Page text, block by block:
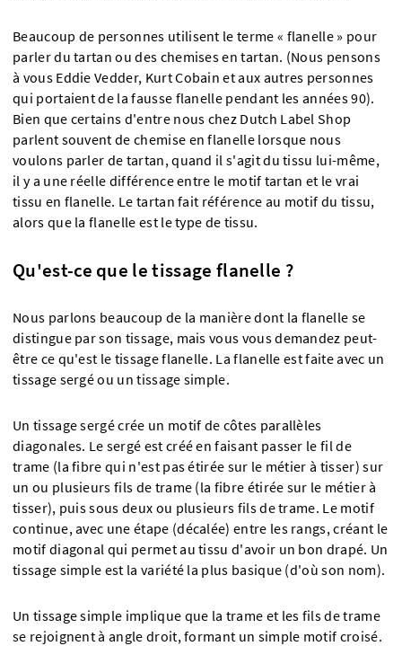
Beaucoup de personnes utilisent le terme « flanelle » pour
parler du tartan ou des chemises en tartan. (Nous pensons
à vous Eddie Vedder, Kurt Cobain et aux autres personnes
qui portaient de la fausse flanelle pendant les années 90).
Bien que certains d'entre nous chez Dutch Label Shop
parlent souvent de chemise en flanelle lorsque nous
voulons parler de tartan, quand il s'agit du tissu lui-même,
il y a une réelle différence entre le motif tartan et le vrai
tissu en flanelle. Le tartan fait référence au motif du tissu,
alors que la flanelle est le type de tissu.
Qu'est-ce que le tissage flanelle ?
Nous parlons beaucoup de la manière dont la flanelle se
distingue par son tissage, mais vous vous demandez peut-
être ce qu'est le tissage flanelle. La flanelle est faite avec un
tissage sergé ou un tissage simple.
Un tissage sergé crée un motif de côtes parallèles
diagonales. Le sergé est créé en faisant passer le fil de
trame (la fibre qui n'est pas étirée sur le métier à tisser) sur
un ou plusieurs fils de trame (la fibre étirée sur le métier à
tisser), puis sous deux ou plusieurs fils de trame. Le motif
continue, avec une étape (décalée) entre les rangs, créant le
motif diagonal qui permet au tissu d'avoir un bon drapé. Un
tissage simple est la variété la plus basique (d'où son nom).
Un tissage simple implique que la trame et les fils de trame
se rejoignent à angle droit, formant un simple motif croisé.